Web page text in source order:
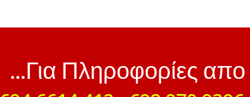
...Για Πληροφορίες